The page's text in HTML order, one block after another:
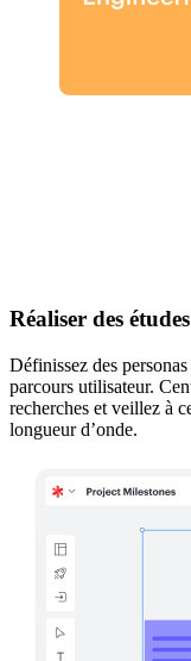
Réaliser des
Définissez des
parcours utilisateur.
recherches et veillez à
longueur d’onde.